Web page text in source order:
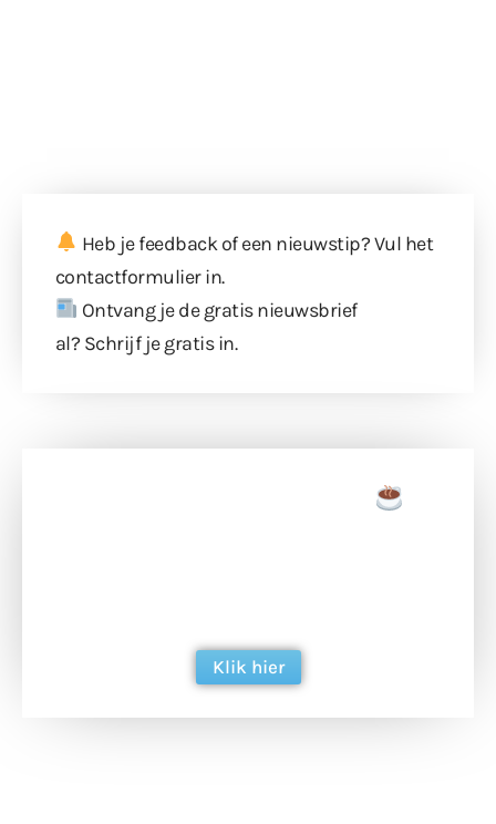
Heb je feedback of een nieuwstip? Vul het
contactformulierin.
Ontvang je de gratis nieuwsbrief
al? Schrijf je gratis in.
Klik hier